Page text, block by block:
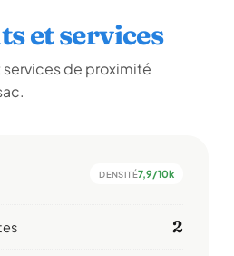
et services
de proximité
DENSITÉ7,9/10k
2